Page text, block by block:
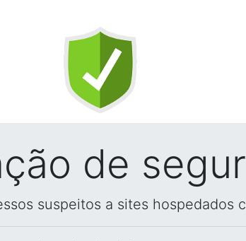
de
suspeitos a sites hospedados